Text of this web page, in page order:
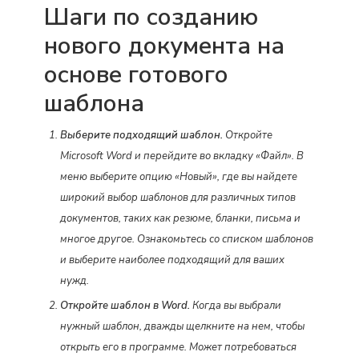
Шаги по созданию
нового документа на
основе готового
шаблона
Выберите подходящий шаблон. Откройте
Microsoft Word и перейдите во вкладку «Файл». В
меню выберите опцию «Новый», где вы найдете
широкий выбор шаблонов для различных типов
документов, таких как резюме, бланки, письма и
многое другое. Ознакомьтесь со списком шаблонов
и выберите наиболее подходящий для ваших
нужд.
Откройте шаблон в Word. Когда вы выбрали
нужный шаблон, дважды щелкните на нем, чтобы
открыть его в программе. Может потребоваться